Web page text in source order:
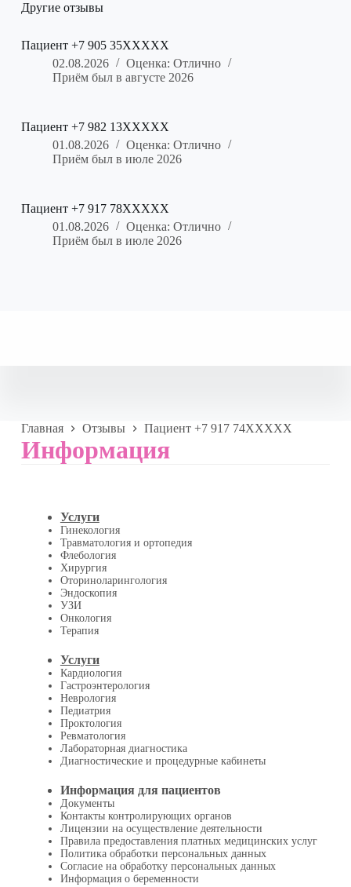
Другие отзывы
Пациент +7 905 35XXXXX
02.08.2026
Оценка: Отлично
Приём был в августе 2026
Пациент +7 982 13XXXXX
01.08.2026
Оценка: Отлично
Приём был в июле 2026
Пациент +7 917 78XXXXX
01.08.2026
Оценка: Отлично
Приём был в июле 2026
Главная Отзывы Пациент +7 917 74XXXXX
Информация
Услуги
Гинекология
Травматология и ортопедия
Флебология
Хирургия
Оториноларингология
Эндоскопия
УЗИ
Онкология
Терапия
Услуги
Кардиология
Гастроэнтерология
Неврология
Педиатрия
Проктология
Ревматология
Лабораторная диагностика
Диагностические и процедурные кабинеты
Информация для пациентов
Документы
Контакты контролирующих органов
Лицензии на осуществление деятельности
Правила предоставления платных медицинских услуг
Политика обработки персональных данных
Согласие на обработку персональных данных
Информация о беременности